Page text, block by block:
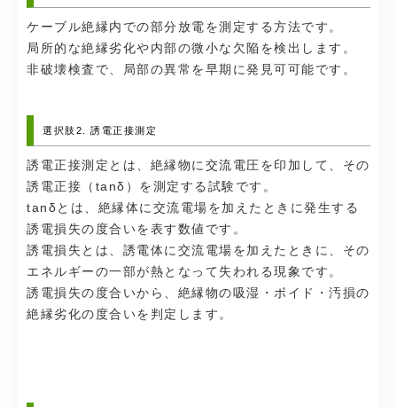
ケーブル絶縁内での部分放電を測定する方法です。
局所的な絶縁劣化や内部の微小な欠陥を検出します。
非破壊検査で、局部の異常を早期に発見可可能です。
選択肢2. 誘電正接測定
誘電正接測定とは、絶縁物に交流電圧を印加して、その
誘電正接（tanδ）を測定する試験です。
tanδとは、絶縁体に交流電場を加えたときに発生する
誘電損失の度合いを表す数値です。
誘電損失とは、誘電体に交流電場を加えたときに、その
エネルギーの一部が熱となって失われる現象です。
誘電損失の度合いから、絶縁物の吸湿・ボイド・汚損の
絶縁劣化の度合いを判定します。